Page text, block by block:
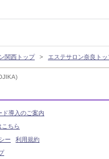
関西トップ エステサロン奈良トッ
導入のご案内
こちら
ー
利用規約